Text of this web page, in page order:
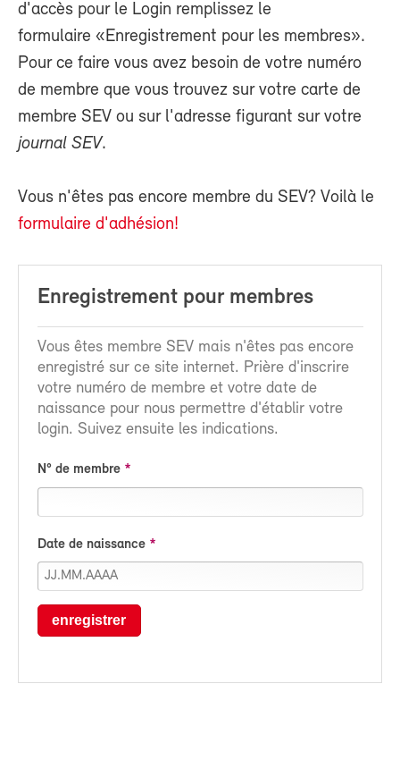
d'accès pour le Login remplissez le
formulaire «Enregistrement pour les membres».
Pour ce faire vous avez besoin de votre numéro
de membre que vous trouvez sur votre carte de
membre SEV ou sur l'adresse figurant sur votre
journal SEV.
Vous n'êtes pas encore membre du SEV? Voilà le
formulaire d'adhésion!
Enregistrement pour membres
Vous êtes membre SEV mais n'êtes pas encore
enregistré sur ce site internet. Prière d'inscrire
votre numéro de membre et votre date de
naissance pour nous permettre d'établir votre
login. Suivez ensuite les indications.
N° de membre
Date de naissance
enregistrer